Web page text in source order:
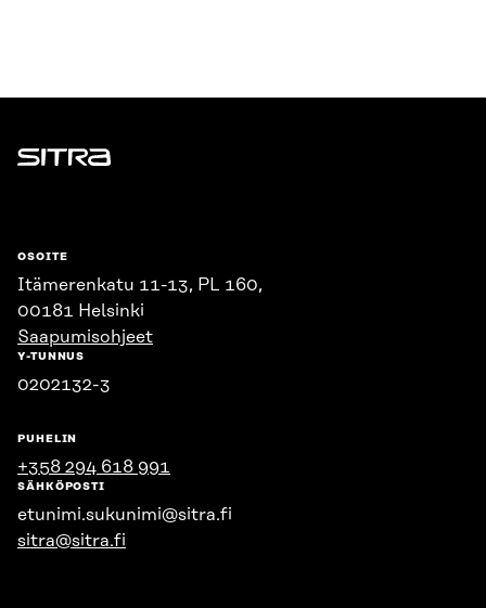
Sitra
OSOITE
Itämerenkatu 11-13, PL 160,
00181 Helsinki
Saapumisohjeet
Y-TUNNUS
0202132-3
PUHELIN
+358 294 618 991
SÄHKÖPOSTI
etunimi.sukunimi@sitra.fi
sitra@sitra.fi